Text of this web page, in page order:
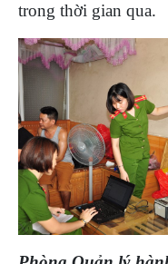
trong thời gian qua.